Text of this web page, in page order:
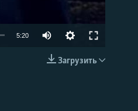
EMBED
5:20
Загрузить